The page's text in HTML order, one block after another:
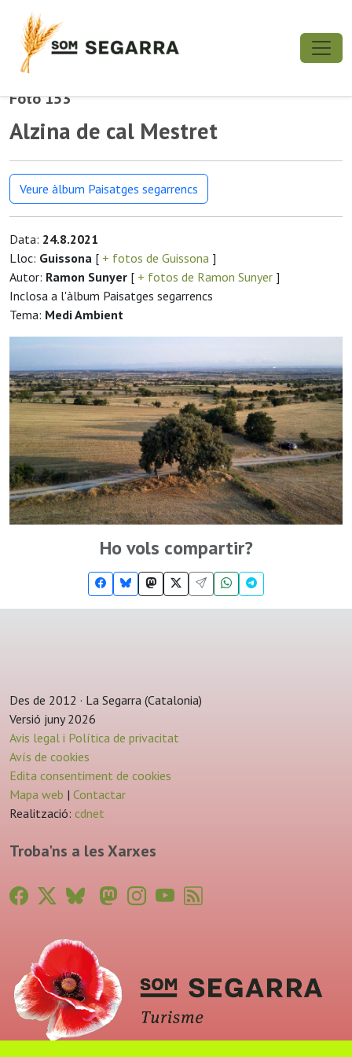
Foto 153
Alzina de cal Mestret
Veure àlbum Paisatges segarrencs
Data: 24.8.2021
Lloc: Guissona [ + fotos de Guissona ]
Autor: Ramon Sunyer [ + fotos de Ramon Sunyer ]
Inclosa a l'àlbum Paisatges segarrencs
Tema: Medi Ambient
Ho vols compartir?
Des de 2012 · La Segarra (Catalonia)
Versió juny 2026
Avis legal i Política de privacitat
Avís de cookies
Edita consentiment de cookies
Mapa web | Contactar
Realització: cdnet
Troba'ns a les Xarxes